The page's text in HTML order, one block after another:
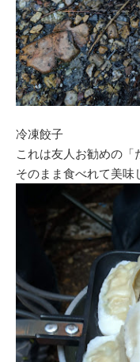
冷凍餃子
これは友人お勧めの「
そのまま食べれて美味